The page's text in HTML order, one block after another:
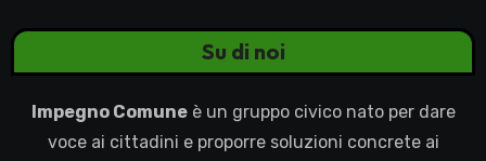
Su di noi
Impegno Comuneè un gruppo civico nato per dare
voce ai cittadini e proporre soluzioni concrete ai